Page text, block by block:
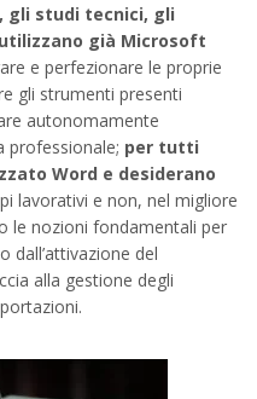
gli studi tecnici, gli
già Microsoft
e perfezionare le proprie
gli strumenti presenti
autonomamente
professionale; per tutti
Word e desiderano
lavorativi e non, nel migliore
le nozioni fondamentali per
dall’attivazione del
alla gestione degli